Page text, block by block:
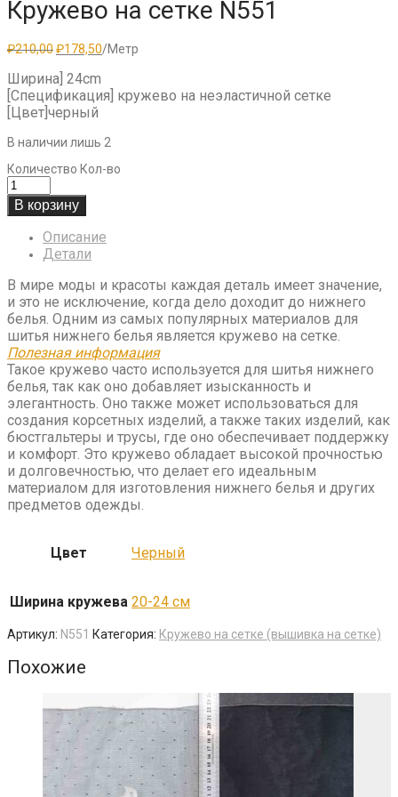
Кружево на сетке N551
₽210,00Первоначальная
составляла
₽210,00.
₽178,50Текущая
/Метр
Ширина] 24cm
[Спецификация] кружево на неэластичной сетке
[Цвет]черный
В наличии лишь 2
Количество Кол-во
В корзину
Описание
Детали
В мире моды и красоты каждая деталь имеет значение,
и это не исключение, когда дело доходит до нижнего
белья. Одним из самых популярных материалов для
шитья нижнего белья является кружево на сетке.
Полезная информация
Такое кружево часто используется для шитья нижнего
белья, так как оно добавляет изысканность и
элегантность. Оно также может использоваться для
создания корсетных изделий, а также таких изделий, как
бюстгальтеры и трусы, где оно обеспечивает поддержку
и комфорт. Это кружево обладает высокой прочностью
и долговечностью, что делает его идеальным
материалом для изготовления нижнего белья и других
предметов одежды.
Цвет Черный
Ширина кружева 20-24 см
Артикул: N551 Категория: Кружево на сетке (вышивка на сетке)
Похожие